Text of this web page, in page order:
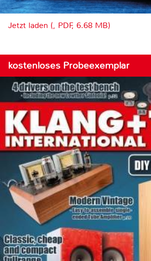
Jetzt laden (, PDF, 6.68 MB)
kostenloses Probeexemplar